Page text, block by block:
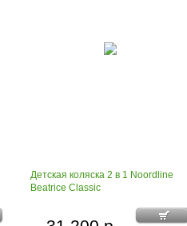
Детская коляска 2 в 1 Noordline
Beatrice Classic